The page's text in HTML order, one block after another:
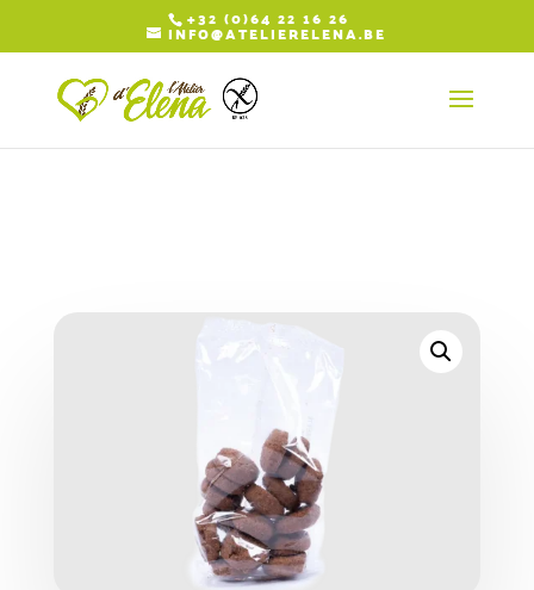
+32 (0)64 22 16 26
INFO@ATELIERELENA.BE
Pain Rustique Coupé